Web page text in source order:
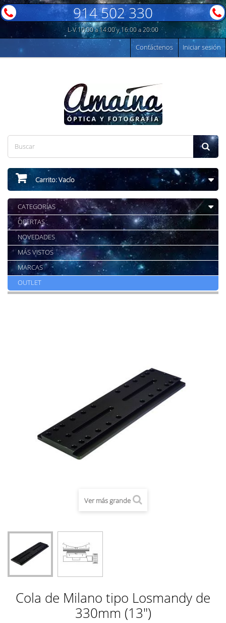
914 502 330
L-V 10:00 a 14:00 y 16:00 a 20:00
Iniciar sesión
Contáctenos
Carrito:Vacío
CATEGORÍAS
OFERTAS
NOVEDADES
MÁS VISTOS
MARCAS
OUTLET
Ver más grande
Cola de Milano tipo Losmandy de
330mm (13")